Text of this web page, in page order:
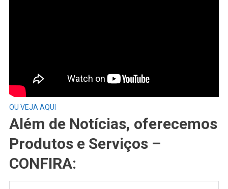
OU VEJA AQUI
Além de Notícias, oferecemos
Produtos e Serviços –
CONFIRA: